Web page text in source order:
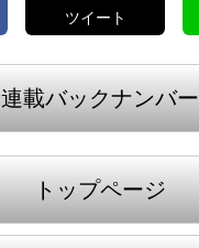
ツイート
連載バックナンバー
トップページ